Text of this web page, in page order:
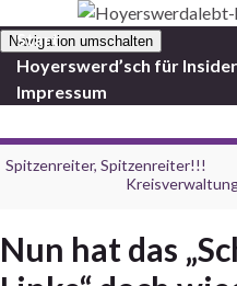
Navigation umschalten
Start
Hoyerswerd’sch für Insider
Impressum
Spitzenreiter, Spitzenreiter!!!
Nun hat das